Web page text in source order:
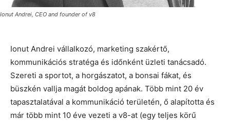
Ionut Andrei, CEO and founder of v8
Ionut Andrei vállalkozó, marketing szakértő,
kommunikációs stratéga és időnként üzleti tanácsadó.
Szereti a sportot, a horgászatot, a bonsai fákat, és
büszkén vallja magát boldog apának. Több mint 20 év
tapasztalatával a kommunikáció területén, ő alapította és
már több mint 10 éve vezeti a v8-at (egy teljes körű